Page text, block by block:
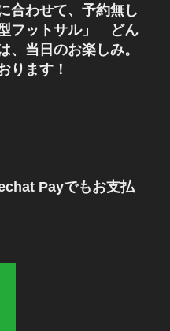
合わせて、予約無し
フットサル」 どん
、当日のお楽しみ。
ります！
Payでもお支払